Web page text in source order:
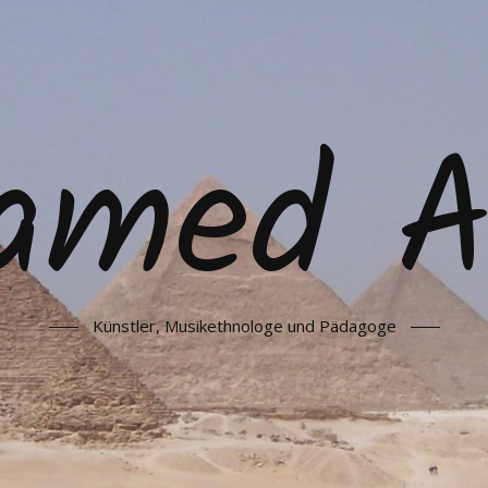
Künstler, Musikethnologe und Pädagoge